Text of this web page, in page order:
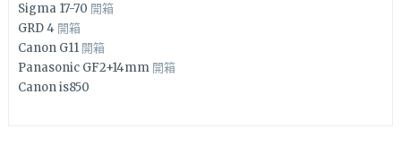
Sigma 17-70 開箱
GRD 4 開箱
Canon G11 開箱
Panasonic GF2+14mm 開箱
Canon is850